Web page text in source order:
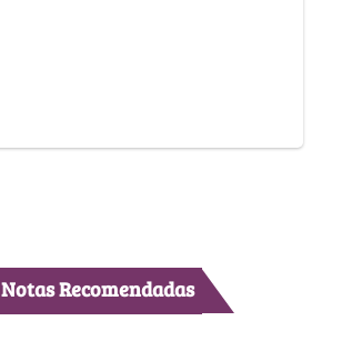
Notas Recomendadas